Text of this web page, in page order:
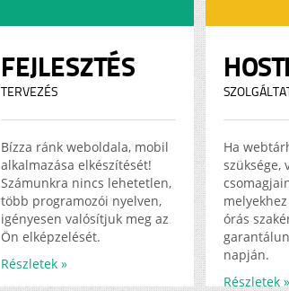
FEJLESZTÉS
TERVEZÉS
Bízza ránk weboldala, mobil
alkalmazása elkészítését!
Számunkra nincs lehetetlen,
több programozói nyelven,
igényesen valósítjuk meg az
Ön elképzelését.
Részletek »
Ha
szüksége,
órás
napján.
Részletek »